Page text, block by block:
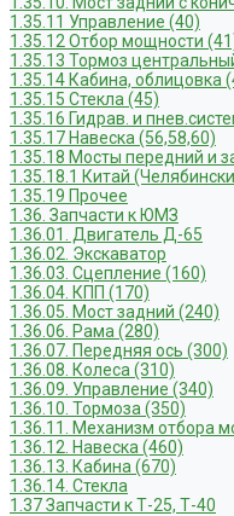
1.35.11 Управление (40)
1.35.12 Отбор мощности
1.35.13 Тормоз
1.35.14 Кабина, облицовка
1.35.15 Стекла (45)
1.35.16 Гидрав. и
1.35.17 Навеска (56,58,60)
1.35.18 Мосты передний и
1.35.18.1 Китай
1.35.19 Прочее
1.36. Запчасти к ЮМЗ
1.36.01. Двигатель Д-65
1.36.02. Экскаватор
1.36.03. Сцепление (160)
1.36.04. КПП (170)
1.36.05. Мост задний (240)
1.36.06. Рама (280)
1.36.07. Передняя ось (300)
1.36.08. Колеса (310)
1.36.09. Управление (340)
1.36.10. Тормоза (350)
1.36.11. Механизм отбора
1.36.12. Навеска (460)
1.36.13. Кабина (670)
1.36.14. Стекла
1.37 Запчасти к Т-25, Т-40